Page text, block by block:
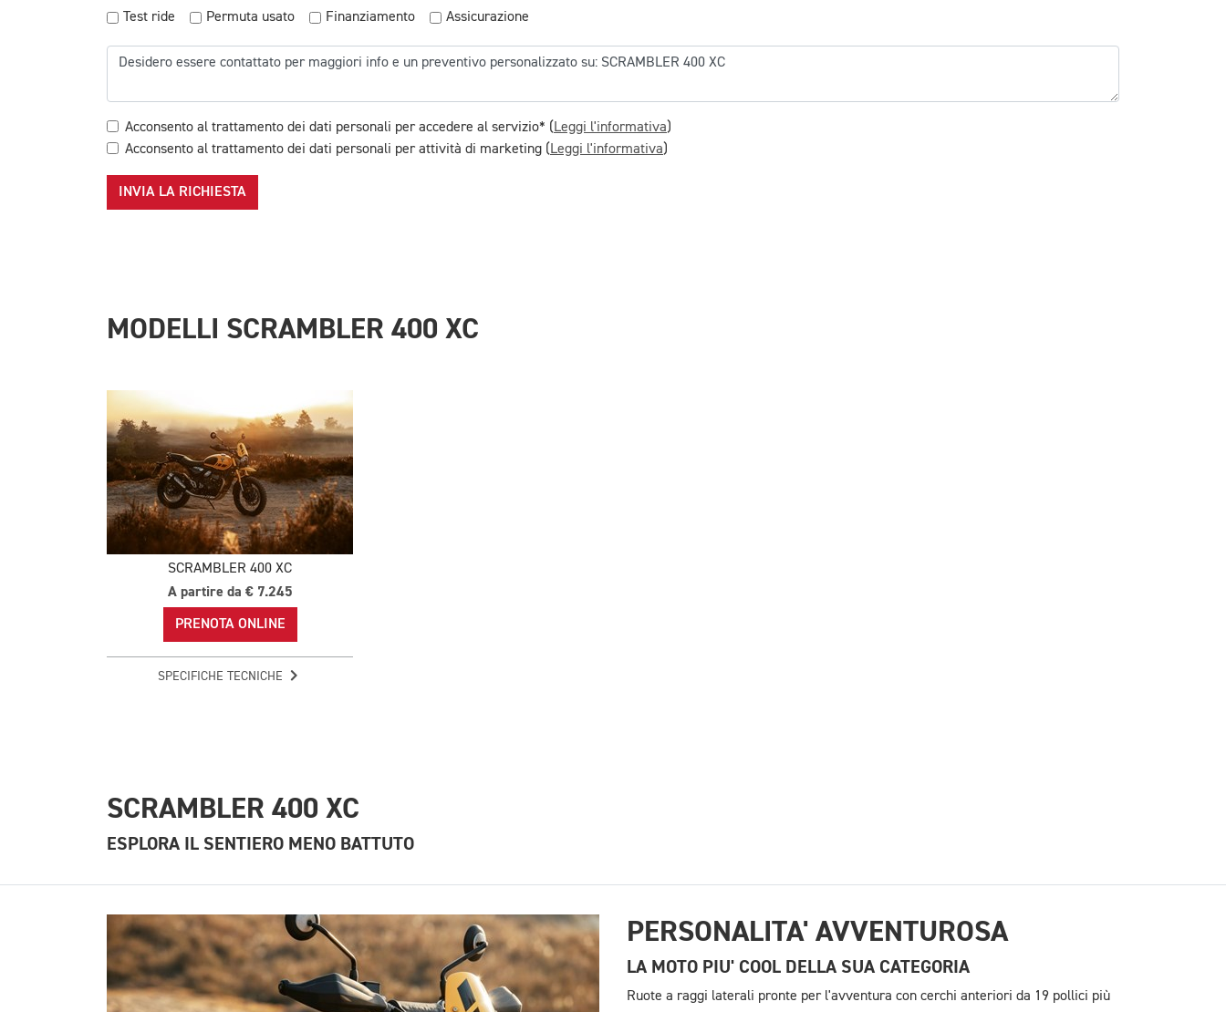
Test ride
Permuta usato Finanziamento Assicurazione
Acconsento al trattamento dei dati personali per accedere al servizio* (Leggi l'informativa)
Acconsento al trattamento dei dati personali per attività di marketing (Leggi l'informativa)
INVIA LA RICHIESTA
MODELLI SCRAMBLER 400 XC
SCRAMBLER 400 XC
A partire da € 7.245
PRENOTA ONLINE
SPECIFICHE TECNICHE
SCRAMBLER 400 XC
ESPLORA IL SENTIERO MENO BATTUTO
PERSONALITA' AVVENTUROSA
LA MOTO PIU' COOL DELLA SUA CATEGORIA
Ruote a raggi laterali pronte per l'avventura con cerchi anteriori da 19 pollici più